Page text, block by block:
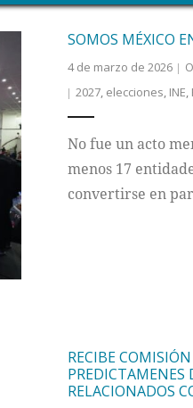
SOMOS MÉXICO
4 de marzo de 2026
2027, elecciones, INE,
No fue un acto
menos 17
convertirse en
RECIBE
PREDICTAMENES
RELACIONADOS